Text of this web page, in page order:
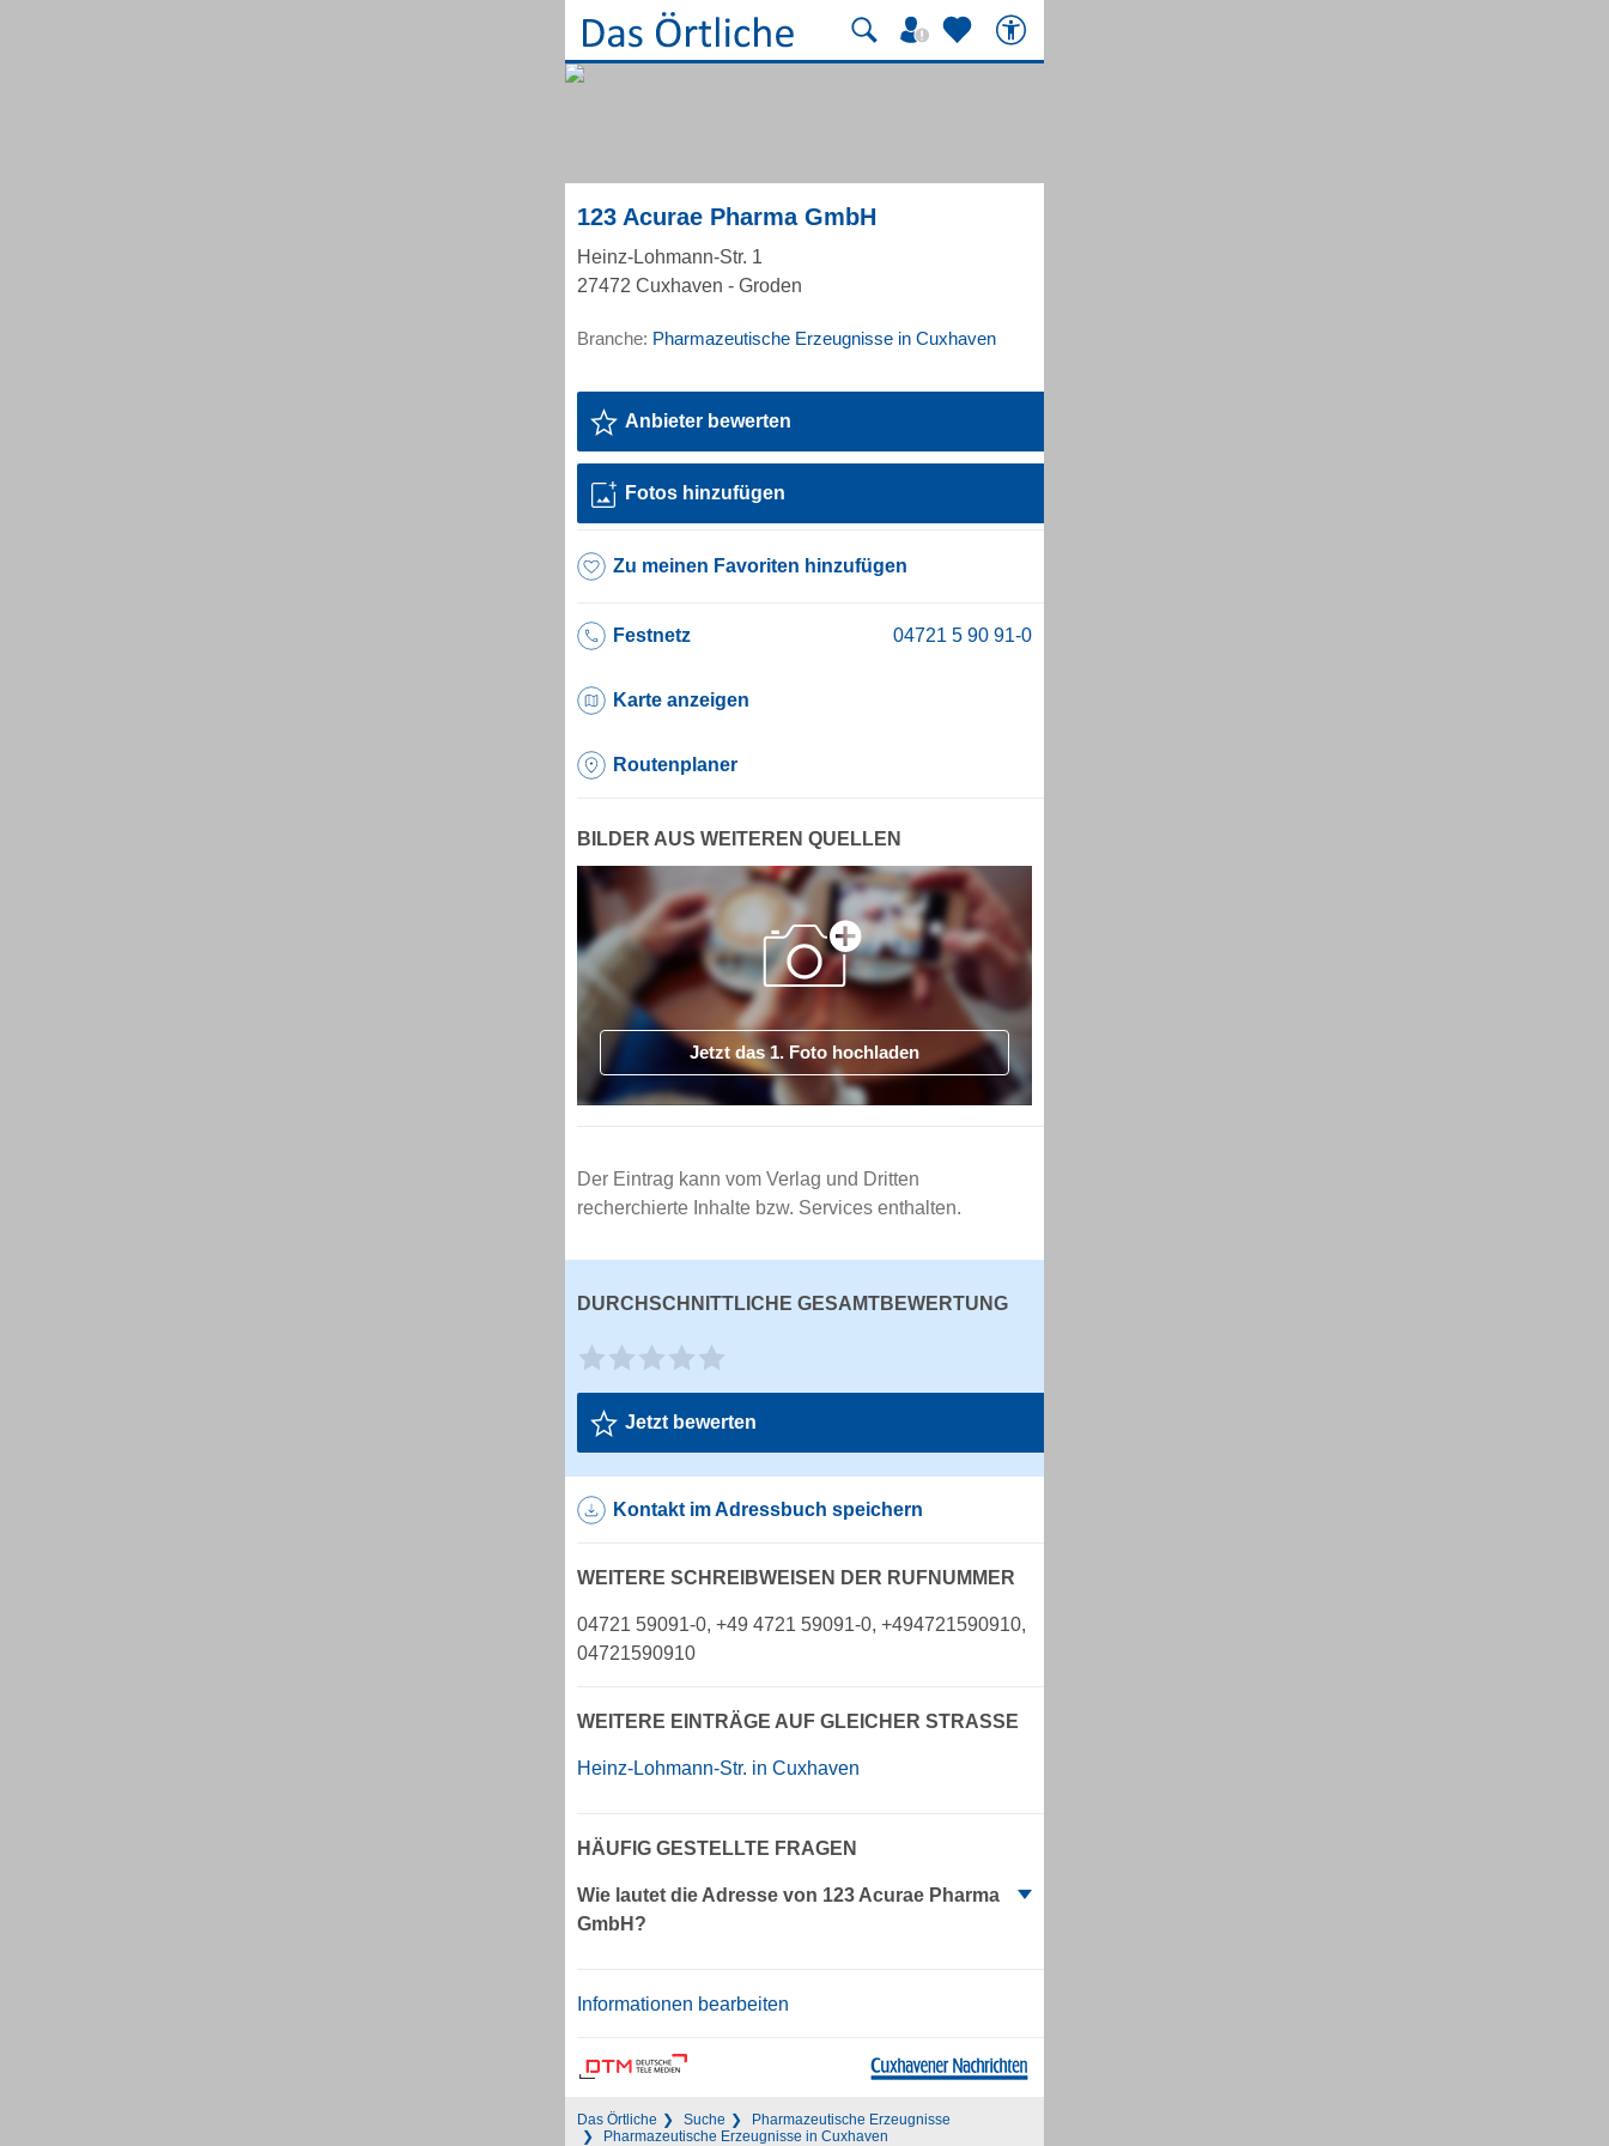
123 Acurae Pharma GmbH
Heinz-Lohmann-Str. 1
27472 Cuxhaven - Groden
Branche: Pharmazeutische Erzeugnisse in Cuxhaven
Anbieter bewerten
Fotos hinzufügen
Zu meinen Favoriten hinzufügen
Festnetz
Karte anzeigen
Routenplaner
BILDER AUS WEITEREN QUELLEN
Jetzt das 1. Foto hochladen
Der Eintrag kann vom Verlag und Dritten
recherchierte Inhalte bzw. Services enthalten.
DURCHSCHNITTLICHE GESAMTBEWERTUNG
Jetzt bewerten
Kontakt im Adressbuch speichern
WEITERE SCHREIBWEISEN DER RUFNUMMER
04721 59091-0, +49 4721 59091-0, +494721590910,
04721590910
WEITERE EINTRÄGE AUF GLEICHER STRASSE
Heinz-Lohmann-Str. in Cuxhaven
HÄUFIG GESTELLTE FRAGEN
Wie lautet die Adresse von 123 Acurae Pharma
GmbH?
Informationen bearbeiten
Das Örtliche Suche
Pharmazeutische Erzeugnisse
Pharmazeutische Erzeugnisse in Cuxhaven